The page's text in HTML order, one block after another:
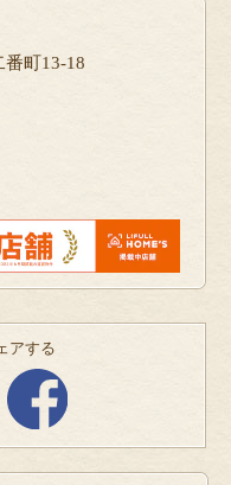
番町13-18
アする